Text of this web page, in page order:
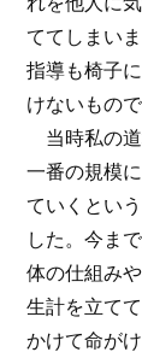
ててしまい
指導も椅子
けないもので
当時私の道
一番の規模
ていくとい
した。今ま
体の仕組み
生計を立て
かけて命が